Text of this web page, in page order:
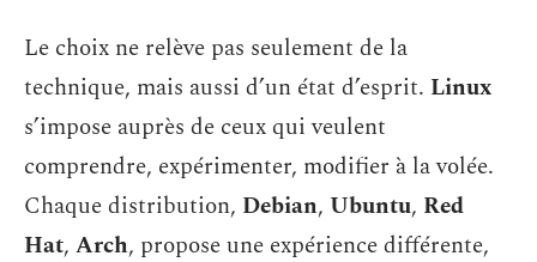
Le choix ne relève pas seulement de la
technique, mais aussi d’un état d’esprit. Linux
s’impose auprès de ceux qui veulent
comprendre, expérimenter, modifier à la volée.
Chaque distribution, Debian, Ubuntu, Red
Hat, Arch, propose une expérience différente,